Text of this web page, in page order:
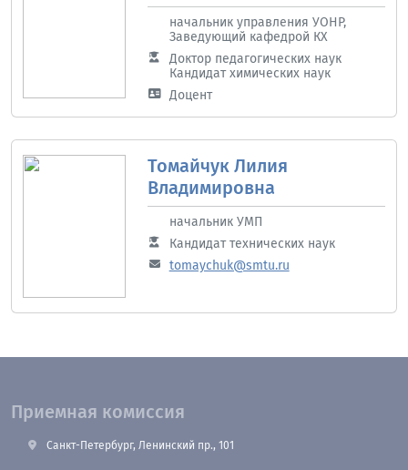
начальник управления УОНР,
Заведующий кафедрой КХ
Доктор педагогических наук
Кандидат химических наук
Доцент
Томайчук Лилия
Владимировна
начальник УМП
Кандидат технических наук
tomaychuk@smtu.ru
Приемная комиссия
Санкт-Петербург, Ленинский пр., 101